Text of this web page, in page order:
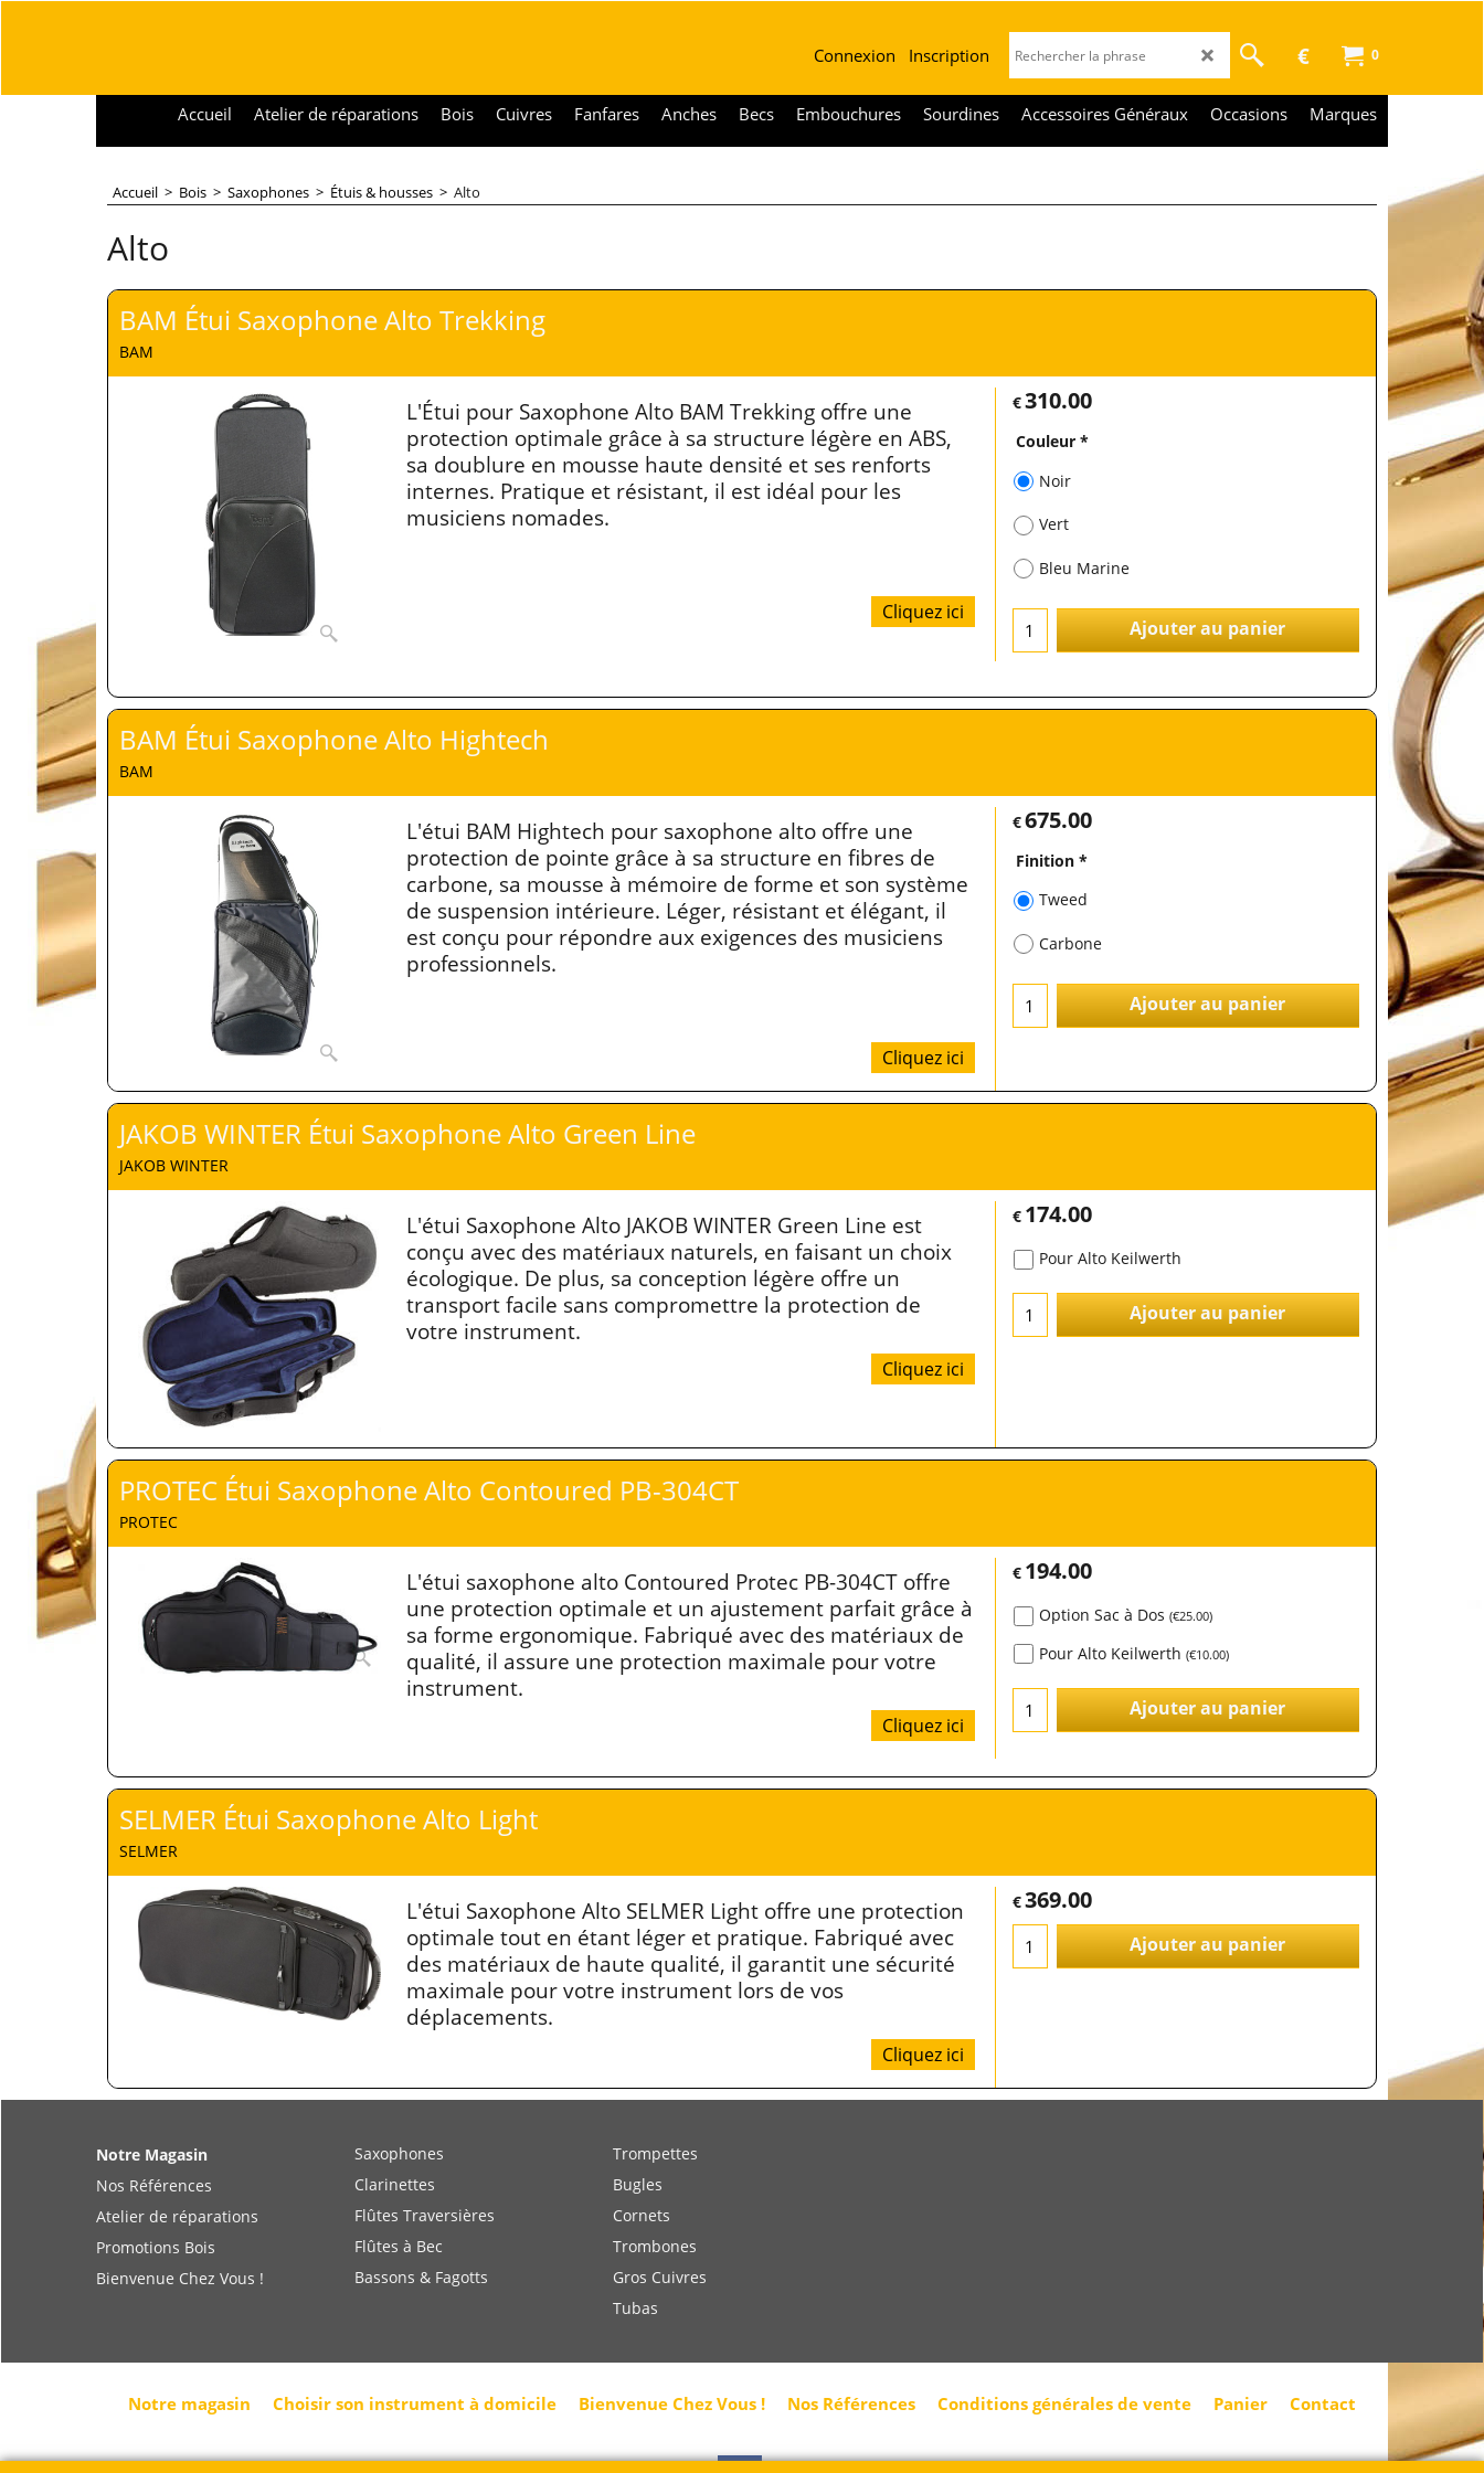
0
€
Connexion Inscription
Accueil Atelier de réparations Bois Cuivres Fanfares Anches Becs Embouchures Sourdines Accessoires Généraux Occasions Marques
Accueil > Bois > Saxophones > Étuis & housses > Alto
Alto
BAM Étui Saxophone Alto Trekking
BAM
€310.00
Couleur *
Noir
Vert
Bleu Marine
Ajouter au panier
L'Étui pour Saxophone Alto BAM Trekking offre une
protection optimale grâce à sa structure légère en ABS,
sa doublure en mousse haute densité et ses renforts
internes. Pratique et résistant, il est idéal pour les
musiciens nomades.
Cliquez ici
BAM Étui Saxophone Alto Hightech
BAM
€675.00
Finition
Tweed
Carbone
Ajouter au panier
L'étui BAM Hightech pour saxophone alto offre une
protection de pointe grâce à sa structure en fibres de
carbone, sa mousse à mémoire de forme et son système
de suspension intérieure. Léger, résistant et élégant, il
est conçu pour répondre aux exigences des musiciens
professionnels.
Cliquez ici
JAKOB WINTER Étui Saxophone Alto Green Line
JAKOB WINTER
€ 174.00
Pour Alto Keilwerth
Ajouter au panier
L'étui Saxophone Alto JAKOB WINTER Green Line est
conçu avec des matériaux naturels, en faisant un choix
écologique. De plus, sa conception légère offre un
transport facile sans compromettre la protection de
votre instrument.
Cliquez ici
PROTEC Étui Saxophone Alto Contoured PB-304CT
PROTEC
€ 194.00
Option Sac à Dos (€25.00 )
Pour Alto Keilwerth (€10.00)
Ajouter au panier
L'étui saxophone alto Contoured Protec PB-304CT offre
une protection optimale et un ajustement parfait grâce à
sa forme ergonomique. Fabriqué avec des matériaux de
qualité, il assure une protection maximale pour votre
instrument.
Cliquez ici
SELMER Étui Saxophone Alto Light
SELMER
€369.00
Ajouter au panier
L'étui Saxophone Alto SELMER Light offre une protection
optimale tout en étant léger et pratique. Fabriqué avec
des matériaux de haute qualité, il garantit une sécurité
maximale pour votre instrument lors de vos
déplacements.
Cliquez ici
Notre Magasin
Nos Références
Atelier de réparations
Promotions Bois
Bienvenue Chez Vous !
Saxophones
Clarinettes
Flûtes Traversières
Flûtes à Bec
Bassons & Fagotts
Trompettes
Bugles
Cornets
Trombones
Gros Cuivres
Tubas
Notre magasin Choisir son instrument à domicile Bienvenue Chez Vous ! Nos Références Conditions générales de vente Panier Contact